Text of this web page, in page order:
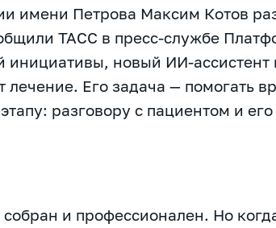
имени Петрова Максим Котов
ТАСС в пресс-службе
инициативы, новый ИИ-ассистент
лечение. Его задача — помогать
разговору с пациентом и его
и профессионален. Но